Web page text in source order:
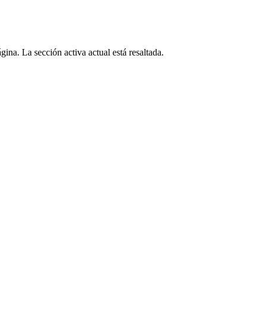
La sección activa actual está resaltada.